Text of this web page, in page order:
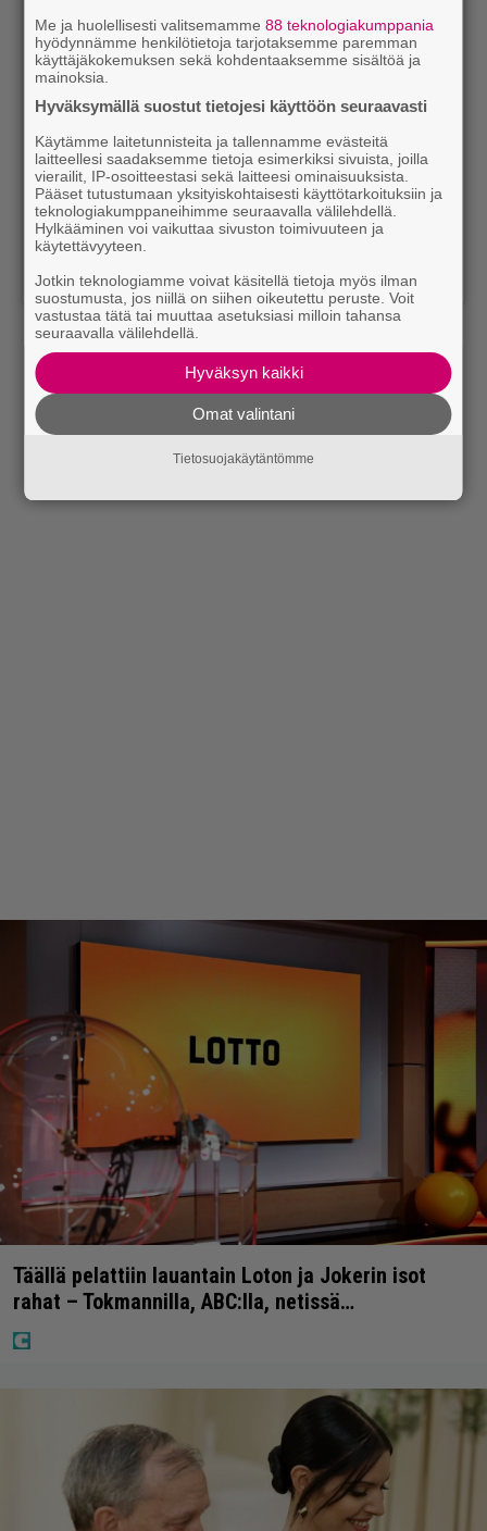
View this post on Instagram
Lue myös: Tilaa Soundin uutiskirje ja tiedät mistä
kahvitauolla puhutaan! Nappaa ajankohtaiset musiikin
uutiset ja puheenaiheet suoraan sähköpostiin tästä.
Täällä pelattiin lauantain Loton ja Jokerin isot
rahat – Tokmannilla, ABC:lla, netissä…
Me ja huolellisesti valitsemamme88 teknologiakumppania
hyödynnämme henkilötietoja tarjotaksemme paremman
käyttäjäkokemuksen sekä kohdentaaksemme sisältöä ja
mainoksia.
Hyväksymällä suostut tietojesi käyttöön seuraavasti
Käytämme laitetunnisteita ja tallennamme evästeitä
laitteellesi saadaksemme tietoja esimerkiksi sivuista, joilla
vierailit, IP-osoitteestasi sekä laitteesi ominaisuuksista.
Pääset tutustumaan yksityiskohtaisesti käyttötarkoituksiin ja
teknologiakumppaneihimme seuraavalla välilehdellä.
Hylkääminen voi vaikuttaa sivuston toimivuuteen ja
käytettävyyteen.
Jotkin teknologiamme voivat käsitellä tietoja myös ilman
suostumusta, jos niillä on siihen oikeutettu peruste. Voit
vastustaa tätä tai muuttaa asetuksiasi milloin tahansa
seuraavalla välilehdellä.
Hyväksyn kaikki
Omat valintani
Tietosuojakäytäntömme